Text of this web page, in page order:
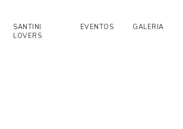
SANTINI
LOVERS
EVENTOS GALERIA